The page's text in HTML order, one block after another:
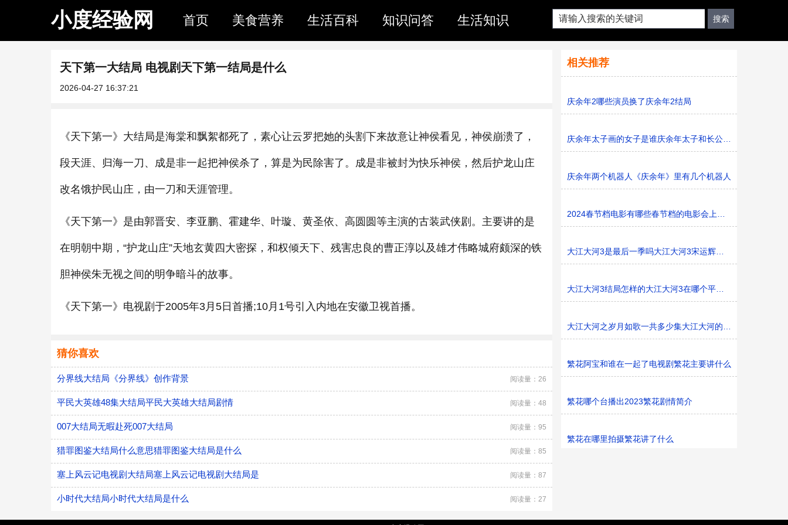
小度经验网 首页 美食营养 生活百科 知识问答 生活知识
天下第一大结局 电视剧天下第一结局是什么
2026-04-27 16:37:21
《天下第一》大结局是海棠和飘絮都死了，素心让云罗把她的头割下来故意让神侯看见，神侯崩溃了，
段天涯、归海一刀、成是非一起把神侯杀了，算是为民除害了。成是非被封为快乐神侯，然后护龙山庄
改名饿护民山庄，由一刀和天涯管理。
《天下第一》是由郭晋安、李亚鹏、霍建华、叶璇、黄圣依、高圆圆等主演的古装武侠剧。主要讲的是
在明朝中期，“护龙山庄”天地玄黄四大密探，和权倾天下、残害忠良的曹正淳以及雄才伟略城府颇深的铁
胆神侯朱无视之间的明争暗斗的故事。
《天下第一》电视剧于2005年3月5日首播;10月1号引入内地在安徽卫视首播。
猜你喜欢
分界线大结局《分界线》创作背景 阅读量：26
平民大英雄48集大结局平民大英雄大结局剧情 阅读量：48
007大结局无暇赴死007大结局 阅读量：95
猎罪图鉴大结局什么意思猎罪图鉴大结局是什么 阅读量：85
塞上风云记电视剧大结局塞上风云记电视剧大结局是 阅读量：87
小时代大结局小时代大结局是什么 阅读量：27
相关推荐
庆余年2哪些演员换了庆余年2结局
庆余年太子画的女子是谁庆余年太子和长公主是什么关系
庆余年两个机器人《庆余年》里有几个机器人
2024春节档电影有哪些春节档的电影会上映多久
大江大河3是最后一季吗大江大河3宋运辉和梁思申结婚了吗
大江大河3结局怎样的大江大河3在哪个平台播
大江大河之岁月如歌一共多少集大江大河的东海是哪里
繁花阿宝和谁在一起了电视剧繁花主要讲什么
繁花哪个台播出2023繁花剧情简介
繁花在哪里拍摄繁花讲了什么